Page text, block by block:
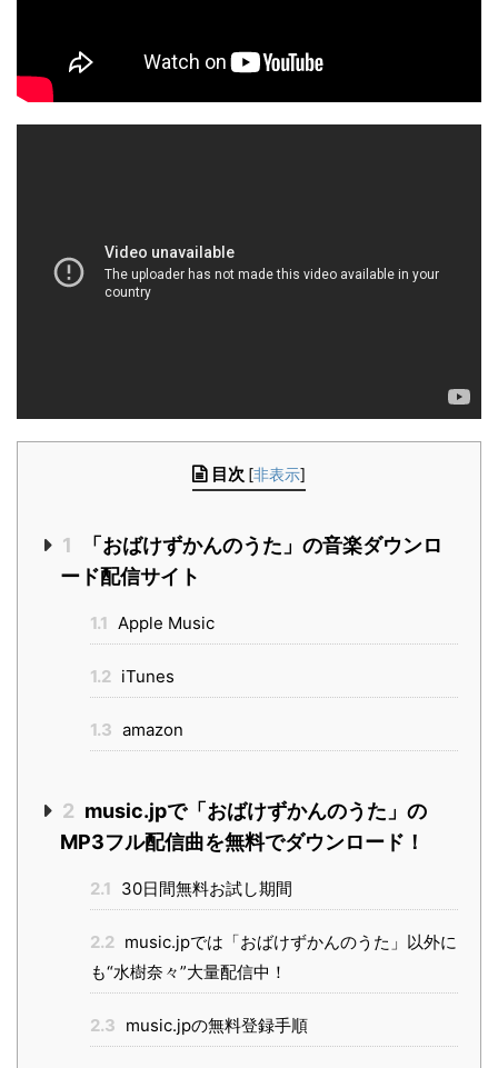
目次 [非表示]
1
「おばけずかんのうた」の音楽ダウンロ
ード配信サイト
1.1 Apple Music
1.2 iTunes
1.3 amazon
2 music.jpで「おばけずかんのうた」の
MP3フル配信曲を無料でダウンロード！
2.1 30日間無料お試し期間
2.2 music.jpでは「おばけずかんのうた」以外に
も“水樹奈々”大量配信中！
2.3 music.jpの無料登録手順